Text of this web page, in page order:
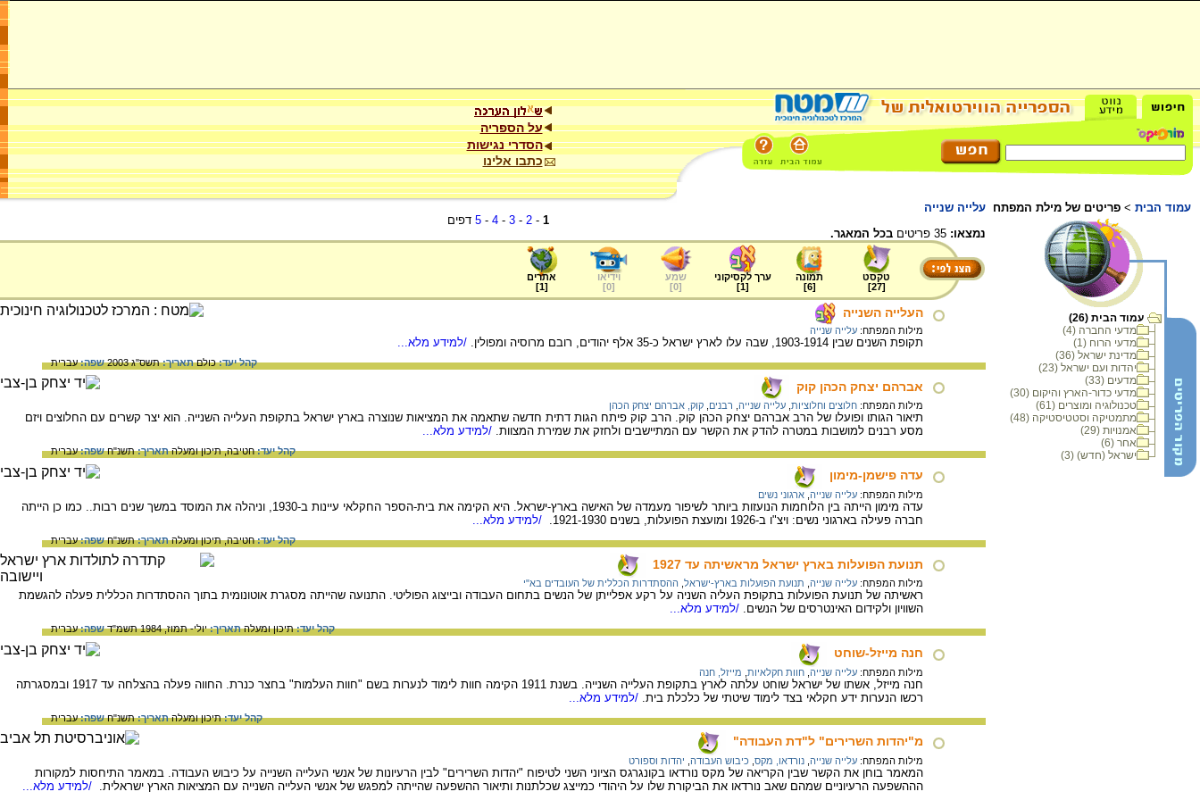
על הספריה
הסדרי נגישות
כתבו אלינו
עמוד הבית > פריטים של מילת המפתח עלייה שנייה
עמוד הבית (26)
מדעי החברה (4)
מדעי הרוח (1)
מדינת ישראל (36)
יהדות ועם ישראל (23)
מדעים (33)
מדעי כדור-הארץ והיקום (30)
טכנולוגיה ומוצרים (61)
מתמטיקה וסטטיסטיקה (48)
אמנויות (29)
אחר (6)
ישראל (חדש) (3)
1
-
2
-
3
-
4
-
5 דפים
נמצאו:
בכל המאגר.
טקסט
[
27
]
תמונה
[
6
]
ערך לקסיקוני
[
1
]
שמע
[
0
]
וידיאו
[
0
]
אתרים
[
1
]
העלייה השנייה
מילות המפתח: עלייה שנייה
תקופת השנים שבין 1903-1914, שבה עלו לארץ ישראל כ-35 אלף יהודים, רובם מרוסיה ומפולין. /למידע מלא...
קהל יעד:כולםתאריך:תשס"ג 2003 שפה:עברית
אברהם יצחק הכהן קוק
מילות המפתח: חלוצים וחלוציות עלייה שנייה רבנים קוק, אברהם יצחק הכהן
תיאור הגותו ופועלו של הרב אברהם יצחק הכהן קוק. הרב קוק פיתח הגות דתית חדשה שתאמה את המציאות שנוצרה בארץ ישראל בתקופת העלייה השנייה. הוא יצר קשרים עם החלוצים ויזם
מסע רבנים למושבות במטרה להדק את הקשר עם המתיישבים ולחזק את שמירת המצוות. /למידע מלא...
קהל יעד:חטיבה,תיכון ומעלהתאריך:תשנ"חשפה:עברית
עדה פישמן-מימון
מילות המפתח: עלייה שנייה ארגוני נשים
עדה מימון הייתה בין הלוחמות הנועזות ביותר לשיפור מעמדה של האישה בארץ-ישראל. היא הקימה את בית-הספר החקלאי עיינות ב-1930, וניהלה את המוסד במשך שנים רבות.. כמו כן הייתה
חברה פעילה בארגוני נשים: ויצ"ו ב-1926 ומועצת הפועלות, בשנים 1921-1930.
/למידע מלא...
קהל יעד:חטיבה,תיכון ומעלהתאריך:תשנ"חשפה:עברית
תנועת הפועלות בארץ ישראל מראשיתה עד 1927
מילות המפתח: עלייה שנייה תנועת הפועלות בארץ-ישראל ההסתדרות הכללית של העובדים בא"י
ראשיתה של תנועת הפועלות בתקופת העליה השניה על רקע אפלייתן של הנשים בתחום העבודה ובייצוג הפוליטי. התנועה שהייתה מסגרת אוטונומית בתוך ההסתדרות הכללית פעלה להגשמת
השוויון ולקידום האינטרסים של הנשים. /למידע מלא...
קהל יעד:תיכון ומעלהתאריך:יולי- תמוז, 1984 תשמ"ד שפה:עברית
חנה מייזל-שוחט
מילות המפתח: עלייה שנייה חוות חקלאיות מייזל, חנה
חנה מייזל, אשתו של ישראל שוחט עלתה לארץ בתקופת העלייה השנייה. בשנת 1911 הקימה חוות לימוד לנערות בשם "חוות העלמות" בחצר כנרת. החווה פעלה בהצלחה עד 1917 ובמסגרתה
רכשו הנערות ידע חקלאי בצד לימוד שיטתי של כלכלת בית. /למידע מלא...
קהל יעד:תיכון ומעלהתאריך:תשנ"חשפה:עברית
מ"יהדות השרירים" ל"דת העבודה"
מילות המפתח: עלייה שנייה נורדאו, מקס כיבוש העבודה יהדות וספורט
המאמר בוחן את הקשר שבין הקריאה של מקס נורדאו בקונגרגס הציוני השני לטיפוח "יהדות השרירים" לבין הרעיונות של אנשי העלייה השנייה על כיבוש העבודה. במאמר התיחסות למקורות
הההשפעה הרעיוניים שמהם שאב נורדאו את הביקורת שלו על היהודי כמייצג שכלתנות ותיאור ההשפעה שהייתה למפגש של אנשי העלייה השנייה עם המציאות הארץ ישראלית.
/למידע מלא...